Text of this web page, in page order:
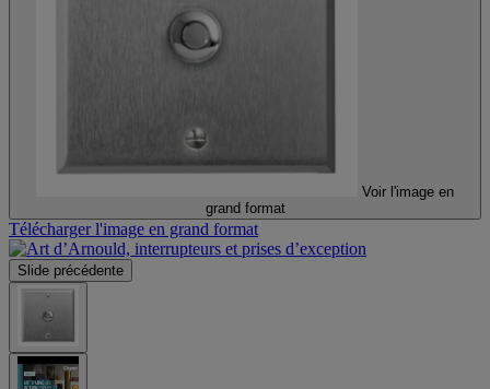
Voir l'image en
grand format
Télécharger l'image en grand format
Slide précédente